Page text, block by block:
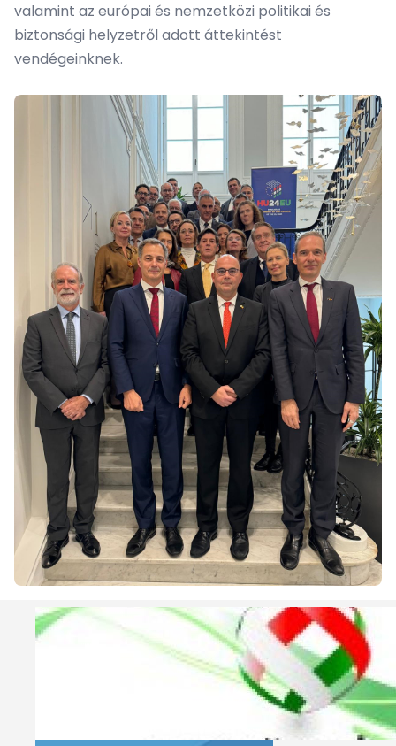
valamint az európai és nemzetközi politikai és
biztonsági helyzetről adott áttekintést
vendégeinknek.